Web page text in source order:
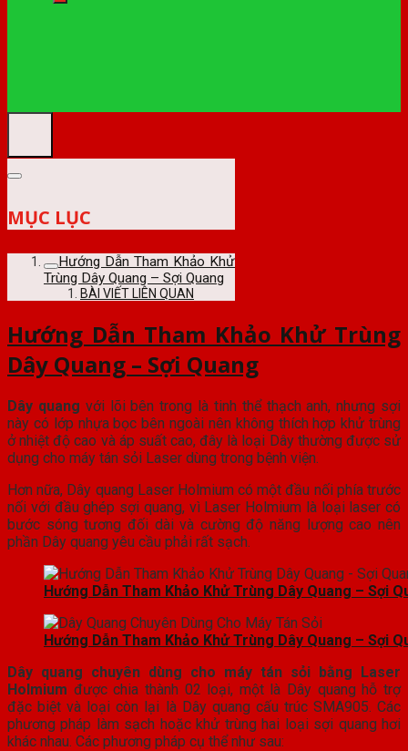
MỤC LỤC
Hướng Dẫn Tham Khảo Khử
Trùng Dây Quang – Sợi Quang
BÀI VIẾT LIÊN QUAN
Hướng Dẫn Tham Khảo Khử Trùng
Dây Quang – Sợi Quang
Dây quang với lõi bên trong là tinh thể thạch anh, nhưng sợi
này có lớp nhựa bọc bên ngoài nên không thích hợp khử trùng
ở nhiệt độ cao và áp suất cao, đây là loại Dây thường được sử
dụng cho máy tán sỏi Laser dùng trong bệnh viện.
Hơn nữa, Dây quang Laser Holmium có một đầu nối phía trước
nối với đầu ghép sợi quang, vì Laser Holmium là loại laser có
bước sóng tương đối dài và cường độ năng lượng cao nên
phần Dây quang yêu cầu phải rất sạch.
Hướng Dẫn Tham Khảo Khử Trùng Dây Quang – Sợi
Hướng Dẫn Tham Khảo Khử Trùng Dây Quang – Sợi
Dây quang chuyên dùng cho máy tán sỏi bằng Laser
Holmium được chia thành 02 loại, một là Dây quang hỗ trợ
đặc biệt và loại còn lại là Dây quang cấu trúc SMA905. Các
phương pháp làm sạch hoặc khử trùng hai loại sợi quang hơi
khác nhau. Các phương pháp cụ thể như sau: